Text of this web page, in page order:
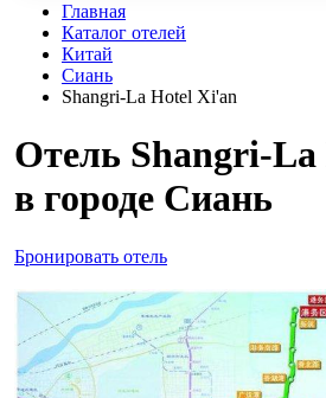
Главная
Каталог отелей
Китай
Сиань
Shangri-La Hotel Xi'an
Отель Shangri-
в городе Сиань
Бронировать отель